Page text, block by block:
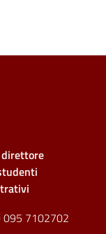
7102702